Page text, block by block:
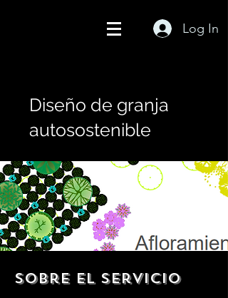
Log In
Diseño de granja
autosostenible
Sobre el servicio